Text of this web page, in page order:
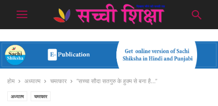
होम अध्यात्म चमत्कार ‘‘सच्चा सौदा सतगुरु के हुक्म से बना है…’’
अध्यात्म चमत्कार